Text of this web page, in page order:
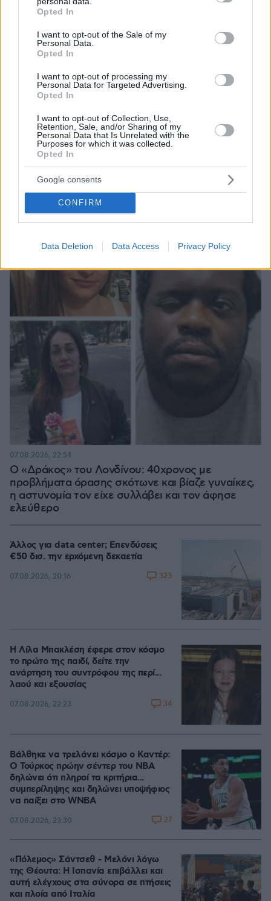
grant or deny consent to Google and its third-party tags to
use your data for below specified purposes in below Google
consent section.
Opted In
I want to opt-out of the Sale of my
Personal Data.
Opted In
I want to opt-out of processing my
Personal Data for Targeted Advertising.
Opted In
I want to opt-out of Collection, Use,
Retention, Sale, and/or Sharing of my
Personal Data that Is Unrelated with the
Purposes for which it was collected.
Opted In
Google consents
CONFIRM
Data Deletion Data Access Privacy Policy
Είδος υπό εξαφάνιση οι υπερπολύτεκνοι στην
Ελλάδα που γερνάει: Τα... δύο ταψιά μεσημεριανό,
τα επιδόματα, η καθημερινότητά τους
07.08.2026, 15:59
Ο «Δράκος» του Λονδίνου: 40χρονος με
προβλήματα όρασης σκότωνε και βίαζε γυναίκες,
η αστυνομία τον είχε συλλάβει και τον άφησε
ελεύθερο
07.08.2026, 22:54
Άλλος για data center; Επενδύσεις
€50 δισ. την ερχόμενη δεκαετία
07.08.2026, 20:16 323
Η Λίλα Μπακλέση έφερε στον κόσμο
το πρώτο της παιδί, δείτε την
ανάρτηση του συντρόφου της περί...
λαού και εξουσίας
07.08.2026, 22:23 34
Βάλθηκε να τρελάνει κόσμο ο Καντέρ:
Ο Τούρκος πρώην σέντερ του NBA
δηλώνει ότι πληροί τα κριτήρια...
συμπερίληψης και δηλώνει υποψήφιος
να παίξει στο WNBA
07.08.2026, 23:30 27
«Πόλεμος» Σάντσεθ - Μελόνι λόγω
της Θέουτα: Η Ισπανία επιβάλλει και
αυτή ελέγχους στα σύνορα σε πτήσεις
και πλοία από Ιταλία